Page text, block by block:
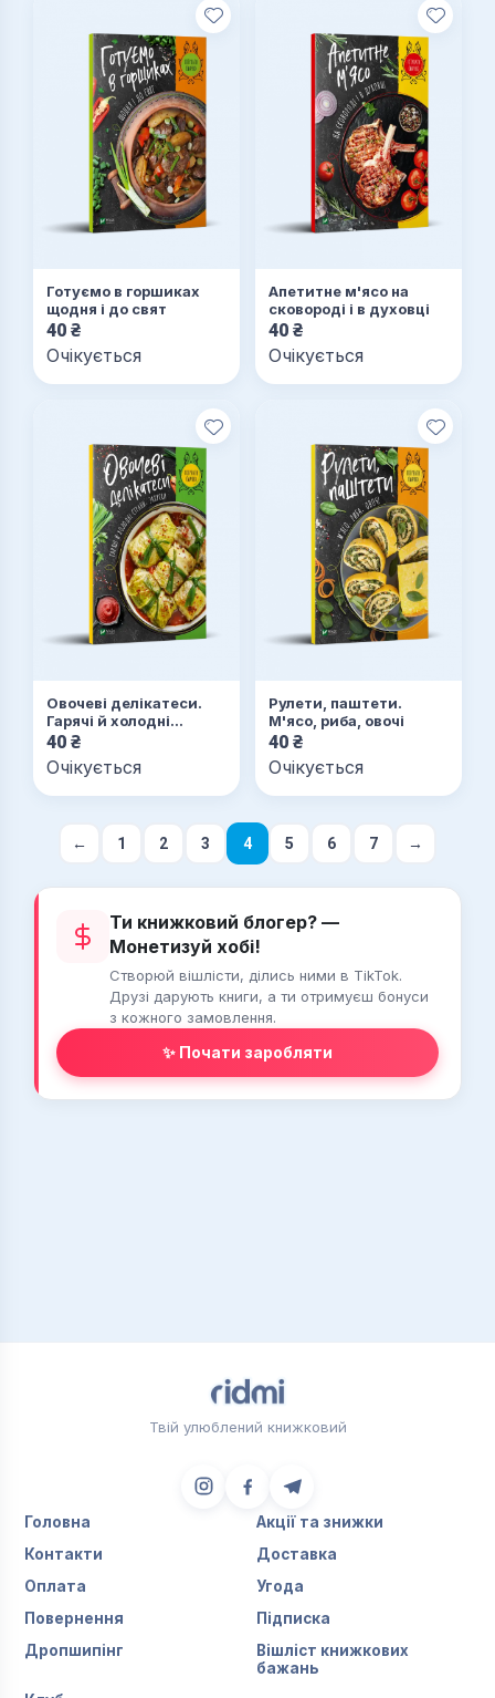
Готуємо в горшиках
щодня і до свят
40 ₴
Очікується
Апетитне м'ясо на
сковороді і в духовці
40 ₴
Очікується
Овочеві делікатеси.
Гарячі й холодні
страви, закуски
40 ₴
Очікується
Рулети, паштети.
М'ясо, риба, овочі
40 ₴
Очікується
← 1 2 3 4 5 6 7 →
Ти книжковий блогер? —
Монетизуй хобі!
Створюй вішлісти, ділись ними в TikTok.
Друзі дарують книги, а ти отримуєш бонуси
з кожного замовлення.
✨ Почати заробляти
Твій улюблений книжковий
Головна
Акції та знижки
Контакти
Доставка
Оплата
Угода
Повернення
Підписка
Дропшипінг
Вішліст книжкових
бажань